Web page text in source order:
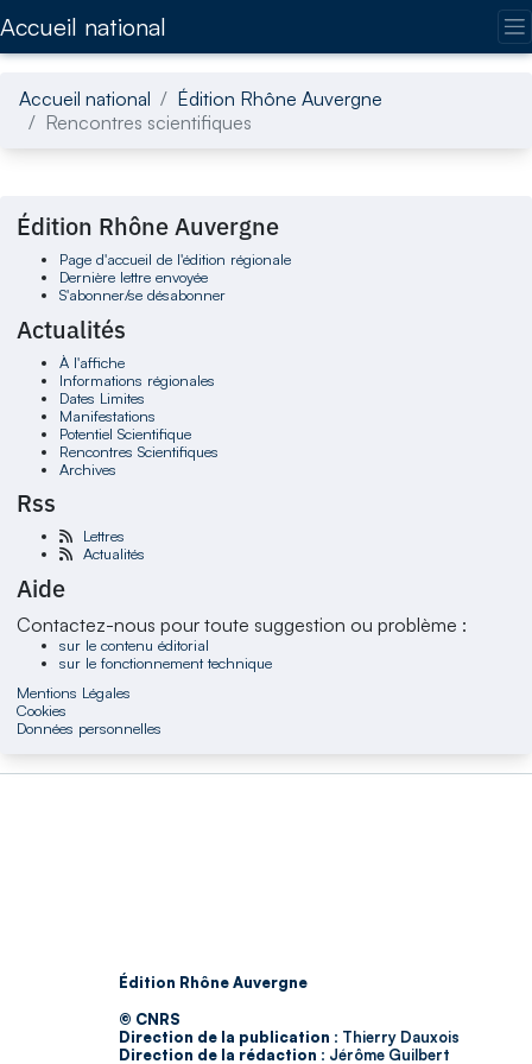
Accueil national
Accueil national
Édition Rhône Auvergne
Rencontres scientifiques
Édition Rhône Auvergne
Page d'accueil de l'édition régionale
Dernière lettre envoyée
S'abonner/se désabonner
Actualités
À l'affiche
Informations régionales
Dates Limites
Manifestations
Potentiel Scientifique
Rencontres Scientifiques
Archives
Rss
Lettres
Actualités
Aide
Contactez-nous pour toute suggestion ou problème :
sur le contenu éditorial
sur le fonctionnement technique
Mentions Légales
Cookies
Données personnelles
Édition Rhône Auvergne
© CNRS
Direction de la publication : Thierry Dauxois
Direction de la rédaction : Jérôme Guilbert